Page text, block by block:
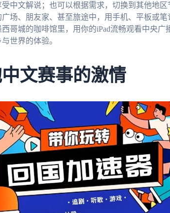
中文解说；也可以根据需求，切换到其他地
场、朋友家、甚至旅途中，用手机、平板或
哥城的咖啡馆里，用你的iPad流畅观看中央
世界的体验。
文赛事的激情